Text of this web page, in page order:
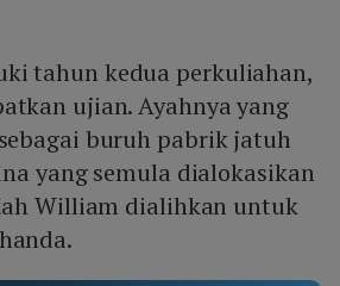
tahun kedua perkuliahan,
ujian. Ayahnya yang
buruh pabrik jatuh
yang semula dialokasikan
William dialihkan untuk